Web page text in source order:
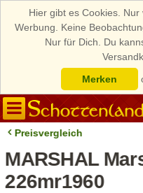
Hier gibt es Cookies.
Werbung. Keine
Nur für Dich. Du
Merken
Preisvergleich
MARSHAL
226mr1960